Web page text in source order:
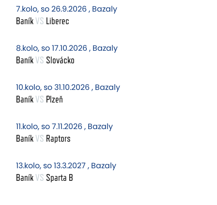
7.kolo, so 26.9.2026 , Bazaly
BaníkVS Liberec
8.kolo, so 17.10.2026 , Bazaly
BaníkVS Slovácko
10.kolo, so 31.10.2026 , Bazaly
BaníkVS Plzeň
11.kolo, so 7.11.2026 , Bazaly
BaníkVS Raptors
13.kolo, so 13.3.2027 , Bazaly
BaníkVS Sparta B